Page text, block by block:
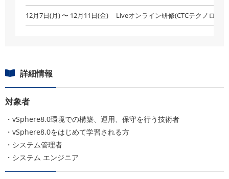
12月7日(月) 〜 12月11日(金) Liveオンライン研修(CTCテクノロジ
詳細情報
対象者
・vSphere8.0環境での構築、運用、保守を行う技術者
・vSphere8.0をはじめて学習される方
・システム管理者
・システム エンジニア